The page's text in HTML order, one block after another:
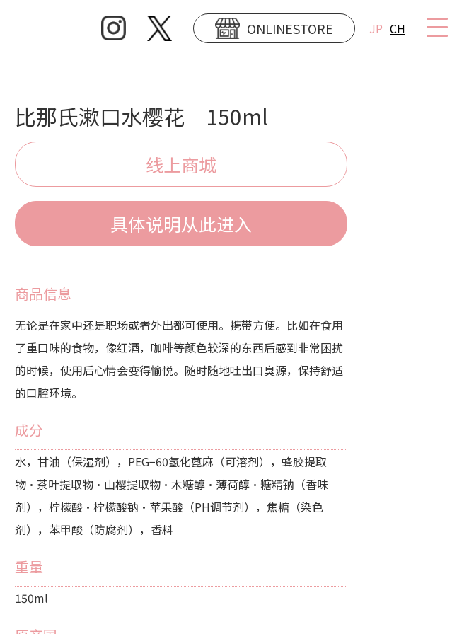
ONLINESTORE JP CH
比那氏漱口水樱花 150ml
线上商城
具体说明从此进入
商品信息
无论是在家中还是职场或者外出都可使用。携带方便。比如在食用
了重口味的食物，像红酒，咖啡等颜色较深的东西后感到非常困扰
的时候，使用后心情会变得愉悦。随时随地吐出口臭源，保持舒适
的口腔环境。
成分
水，甘油（保湿剂），PEG−60氢化蓖麻（可溶剂），蜂胶提取
物・茶叶提取物・山樱提取物・木糖醇・薄荷醇・糖精钠（香味
剂），柠檬酸・柠檬酸钠・苹果酸（PH调节剂），焦糖（染色
剂），苯甲酸（防腐剂），香料
重量
150ml